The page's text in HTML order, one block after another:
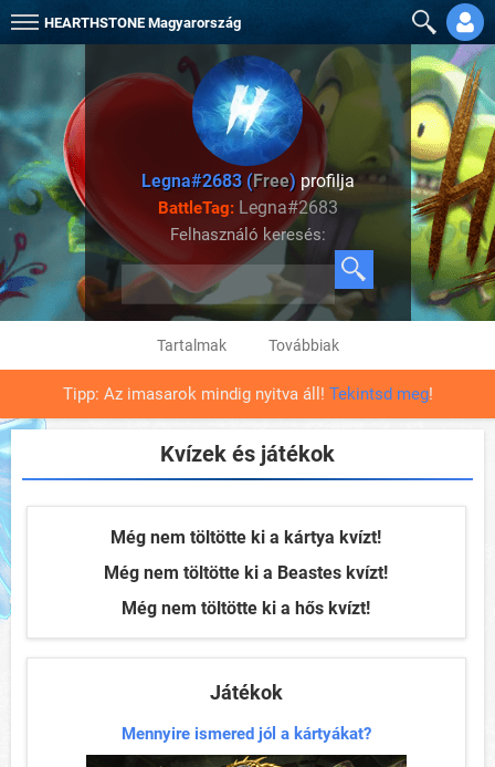
HEARTHSTONE Magyarország
Legna#2683 (Free)profilja
BattleTag:Legna#2683
Felhasználó keresés:
Tartalmak Továbbiak
Tipp: Az imasarok mindig nyitva áll! Tekintsd meg!
Kvízek és játékok
Még nem töltötte ki a kártya kvízt!
Még nem töltötte ki a Beastes kvízt!
Még nem töltötte ki a hős kvízt!
Játékok
Mennyire ismered jól a kártyákat?